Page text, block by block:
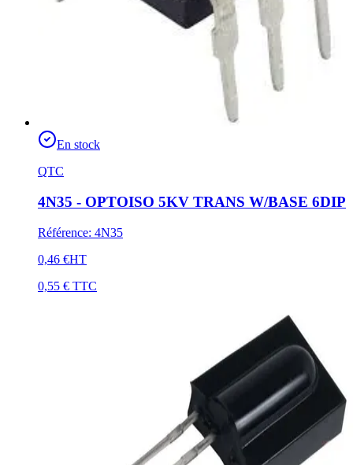
En stock
QTC
4N35 - OPTOISO 5KV TRANS W/BASE 6DIP
Référence: 4N35
0,46 €HT
0,55 € TTC